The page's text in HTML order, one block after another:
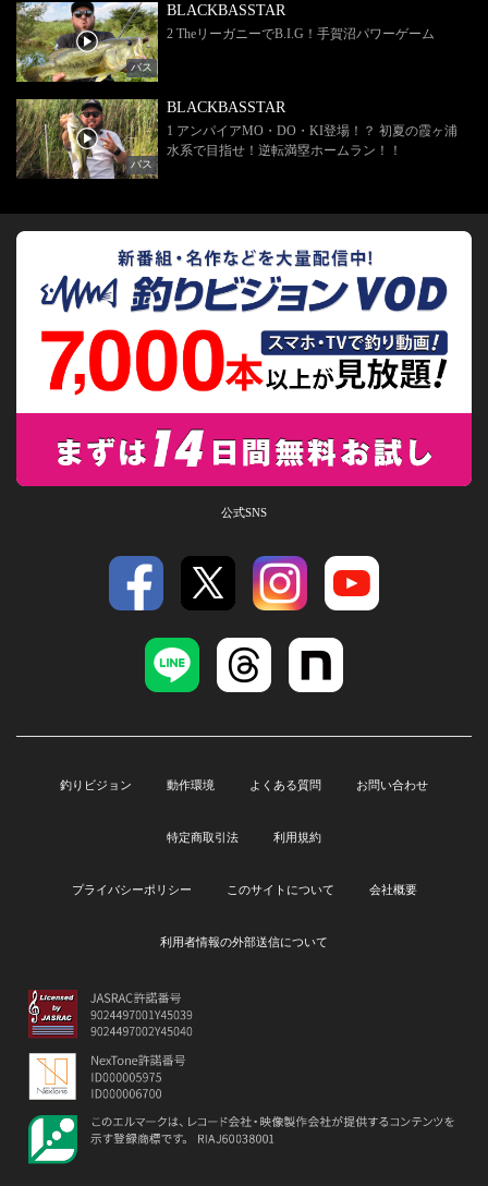
バス
BLACKBASSTAR
2 TheリーガニーでB.I.G！手賀沼パワーゲーム
バス
BLACKBASSTAR
1 アンパイアMO・DO・KI登場！？ 初夏の霞ヶ浦
水系で目指せ！逆転満塁ホームラン！！
公式SNS
釣りビジョン 動作環境 よくある質問 お問い合わせ
特定商取引法 利用規約
プライバシーポリシー このサイトについて 会社概要
利用者情報の外部送信について